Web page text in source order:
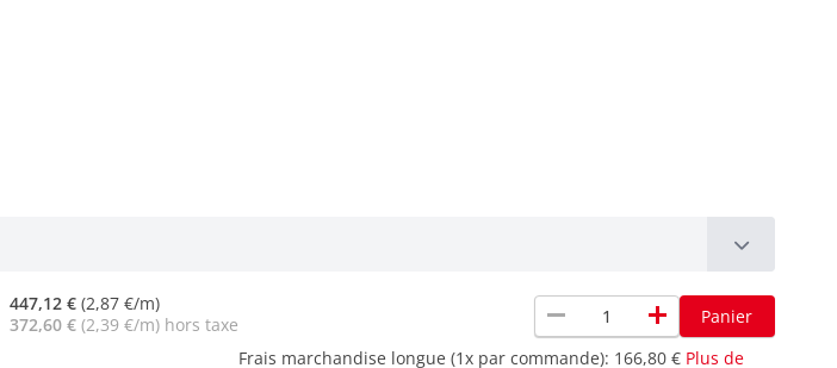
447,12 € (2,87 €/m)
372,60 € (2,39 €/m) hors taxe remove add
Panier
Frais marchandise longue (1x par commande): 166,80 € Plus de